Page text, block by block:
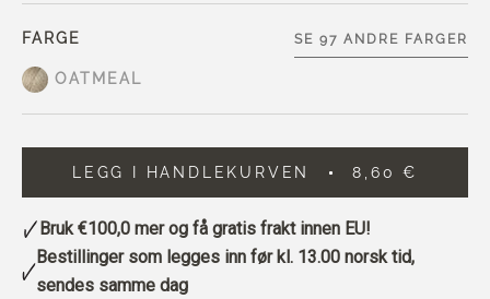
FARGE
OATMEAL
SE 97 ANDRE FARGER
LEGG I HANDLEKURVEN 8,60 €
Bruk€100,0 mer og få gratis frakt innen EU!
Bestillinger som legges inn før kl. 13.00 norsk tid,
sendes samme dag